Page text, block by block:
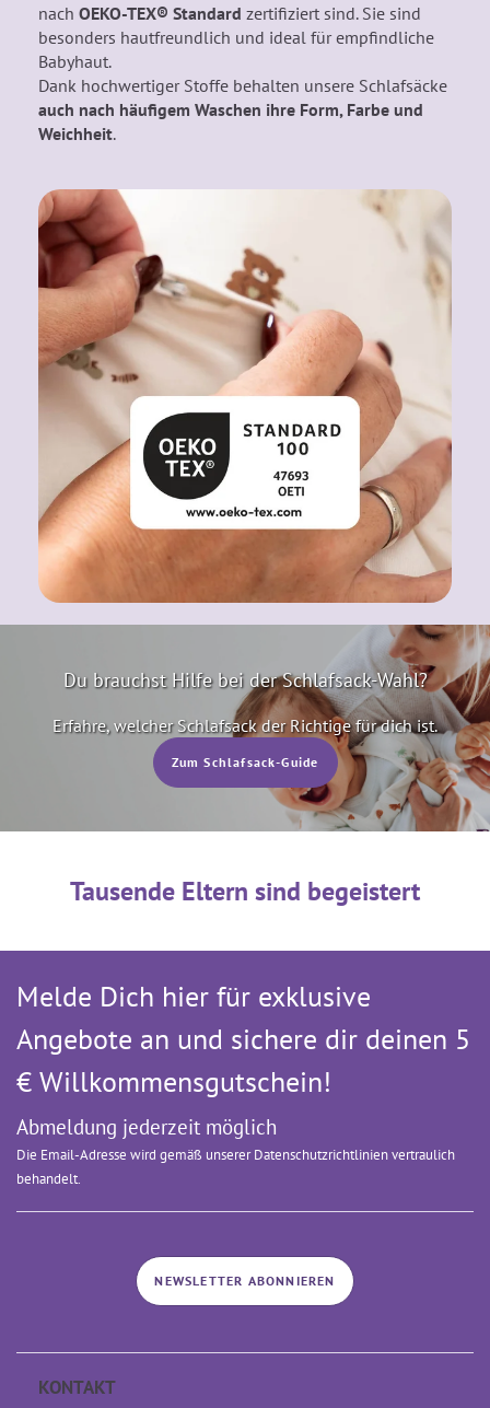
nach OEKO-TEX® Standard zertifiziert sind. Sie sind
besonders hautfreundlich und ideal für empfindliche
Babyhaut.
Dank hochwertiger Stoffe behalten unsere Schlafsäcke
auch nach häufigem Waschen ihre Form, Farbe und
Weichheit.
Du brauchst Hilfe bei der Schlafsack-Wahl?
Erfahre, welcher Schlafsack der Richtige für dich ist.
Zum Schlafsack-Guide
Tausende Eltern sind begeistert
Melde Dich hier für exklusive
Angebote an und sichere dir deinen 5
€ Willkommens­gutschein!
Abmeldung jederzeit möglich
Die Email-Adresse wird gemäß unserer Datenschutzrichtlinien vertraulich
behandelt.
NEWSLETTER ABONNIEREN
KONTAKT